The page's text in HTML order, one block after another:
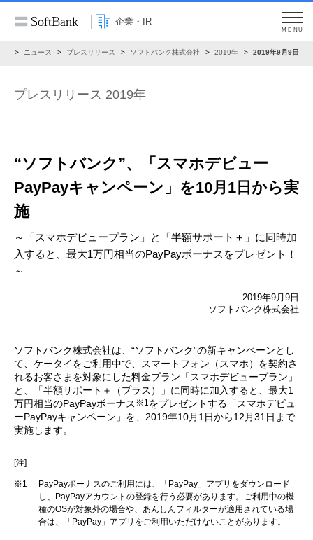
企業・IR
MENU
ニュース プレスリリース ソフトバンク株式会社 2019年 2019年9月9日
プレスリリース 2019年
“ソフトバンク”、「スマホデビュー
PayPayキャンペーン」を10月1日から実
施
～「スマホデビュープラン」と「半額サポート＋」に同時加
入すると、 最大1万円相当のPayPayボーナスをプレゼント！
～
2019年9月9日
ソフトバンク株式会社
ソフトバンク株式会社は、“ソフトバンク”の新キャンペーンとし
て、ケータイをご利用中で、スマートフォン（スマホ）を契約さ
れるお客さまを対象にした料金プラン「スマホデビュープラン」
と、「半額サポート＋（プラス）」に同時に加入すると、最大1
万円相当のPayPayボーナス ※1 をプレゼントする「スマホデビュ
ーPayPayキャンペーン」を、2019年10月1日から12月31日まで
実施します。
[注]
※1
PayPayボーナスのご利用には、「PayPay」アプリをダウンロード
し、PayPayアカウントの登録を行う必要があります。ご利用中の機
種のOSが対象外の場合や、あんしんフィルターが適用されている場
合は、「PayPay」アプリをご利用いただけないことがあります。